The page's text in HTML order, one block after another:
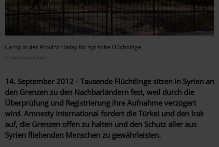
Camp in der Provinz Hatay für syrische Flüchtlinge
© Jonathan Lewis
14. September 2012 - Tausende Flüchtlinge sitzen in Syrien an
den Grenzen zu den Nachbarländern fest, weil durch die
Überprüfung und Registrierung ihre Aufnahme verzögert
wird. Amnesty International fordert die Türkei und den Irak
auf, die Grenzen offen zu halten und den Schutz aller aus
Syrien fliehenden Menschen zu gewährleisten.